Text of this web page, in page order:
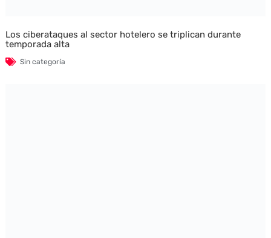
Los ciberataques al sector hotelero se triplican durante
temporada alta
Sin categoría